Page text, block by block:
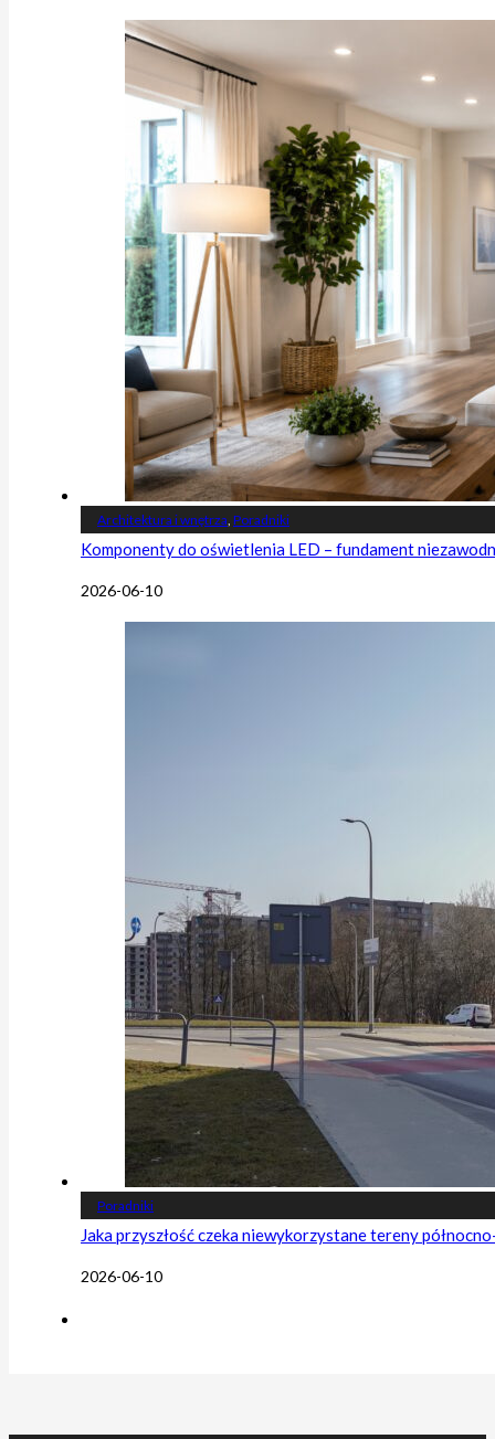
Architektura i wnętrza Poradniki
Komponenty do oświetlenia LED – fundament
2026-06-10
Poradniki
Jaka przyszłość czeka niewykorzystane tereny
2026-06-10